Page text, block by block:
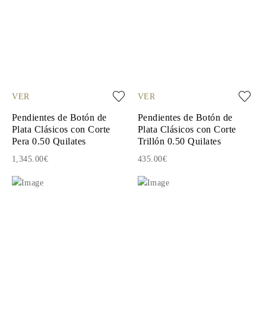
VER
Pendientes de Botón de
Plata Clásicos con Corte
Pera 0.50 Quilates
1,345.00€
VER
Pendientes de Botón de
Plata Clásicos con Corte
Trillón 0.50 Quilates
435.00€